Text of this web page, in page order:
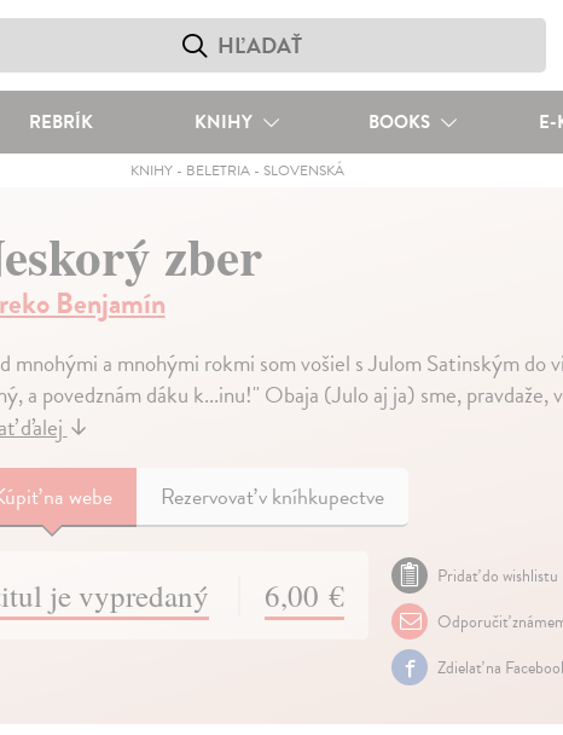
REBRÍK KNIHY BOOKS
KNIHY - BELETRIA - SLOVENSKÁ
zber
Benjamín
mnohými a mnohými rokmi som vošiel s Julom Satinským do
a povedznám dáku k...inu!" Obaja (Julo aj ja) sme,
ďalej↓
na webe Rezervovať v kníhkupectve
je vypredaný 6,00 €
Pridať do wishlistu
Odporučiť
Zdielať na